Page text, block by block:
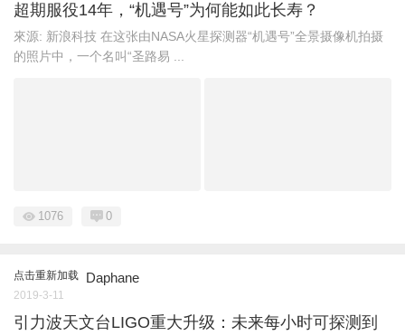
超期服役14年，“机遇号”为何能如此长寿？
來源: 新浪科技 在这张由NASA火星探测器“机遇号”全景摄像机拍摄
的照片中，一个名叫“圣路易 ...
1076 0
点击重新加载 Daphane
2019-3-11
引力波天文台LIGO重大升级：未来每小时可探测到